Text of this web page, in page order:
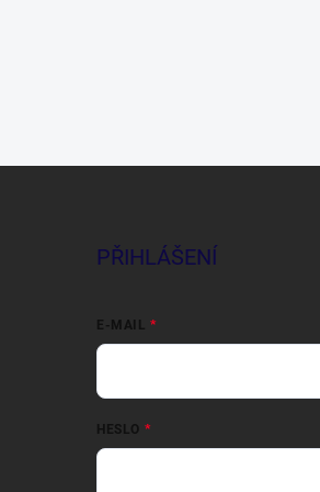
PŘIHLÁŠENÍ
E-MAIL
HESLO